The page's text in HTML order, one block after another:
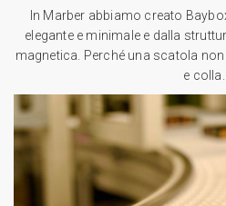
In Marber abbiamo creato
elegante e minimale e dalla
magnetica. Perché una scatola
e colla.